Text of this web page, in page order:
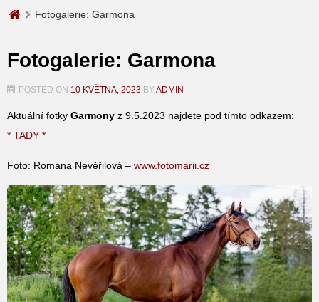
Fotogalerie: Garmona
Fotogalerie: Garmona
POSTED ON 10 KVĚTNA, 2023 BYADMIN
Aktuální fotky Garmony z 9.5.2023 najdete pod tímto odkazem:
* TADY *
Foto: Romana Nevěřilová – www.fotomarii.cz